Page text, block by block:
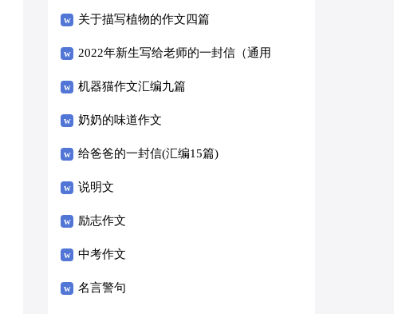
关于描写植物的作文四篇
2022年新生写给老师的一封信（通用
8篇）
机器猫作文汇编九篇
奶奶的味道作文
给爸爸的一封信(汇编15篇)
说明文
励志作文
中考作文
名言警句